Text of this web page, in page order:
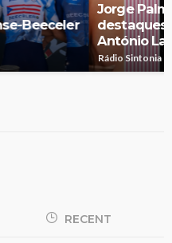
Olga Roriz entre os
do Cineteatro
RECENT